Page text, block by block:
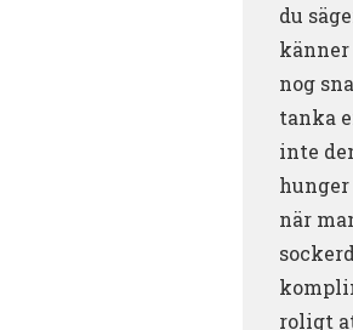
du
känner
nog
tanka
inte
när
roligt